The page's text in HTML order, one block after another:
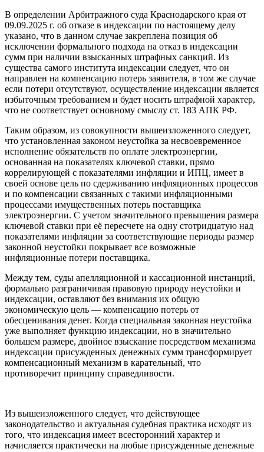
В определении Арбитражного суда Краснодарского края от
09.09.2025 г. об отказе в индексации по настоящему делу
указано, что в данном случае закреплена позиция об
исключении формального подхода на отказ в индексации
сумм при наличии взысканных штрафных санкций. Из
существа самого института индексации следует, что он
направлен на компенсацию потерь заявителя, в том же случае
если потери отсутствуют, осуществление индексации является
избыточным требованием и будет носить штрафной характер,
что не соответствует основному смыслу ст. 183 АПК РФ.
Таким образом, из совокупности вышеизложенного следует,
что установленная законом неустойка за несвоевременное
исполнение обязательств по оплате электроэнергии,
основанная на показателях ключевой ставки, прямо
коррелирующей с показателями инфляции и ИПЦ, имеет в
своей основе цель по сдерживанию инфляционных процессов
и по компенсации связанных с такими инфляционными
процессами имущественных потерь поставщика
электроэнергии. С учетом значительного превышения размера
ключевой ставки при её пересчете на одну стотридцатую над
показателями инфляции за соответствующие периоды размер
законной неустойки покрывает все возможные
инфляционные потери поставщика.
Между тем, суды апелляционной и кассационной инстанций,
формально разграничивая правовую природу неустойки и
индексации, оставляют без внимания их общую
экономическую цель — компенсацию потерь от
обесценивания денег. Когда специальная законная неустойка
уже выполняет функцию индексации, но в значительно
большем размере, двойное взыскание посредством механизма
индексации присужденных денежных сумм трансформирует
компенсационный механизм в карательный, что
противоречит принципу справедливости.
Из вышеизложенного следует, что действующее
законодательство и актуальная судебная практика исходят из
того, что индексация имеет всесторонний характер и
начисляется практически на любые присужденные денежные